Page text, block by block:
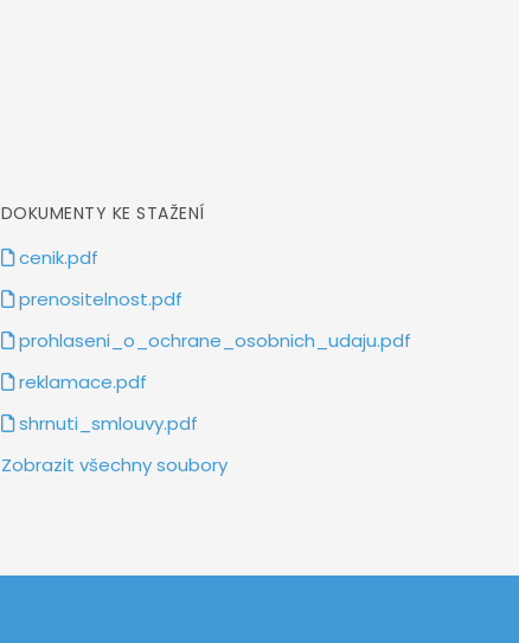
DOKUMENTY KE STAŽENÍ
cenik.pdf
prenositelnost.pdf
prohlaseni_o_ochrane_osobnich_udaju.pdf
reklamace.pdf
shrnuti_smlouvy.pdf
Zobrazit všechny soubory